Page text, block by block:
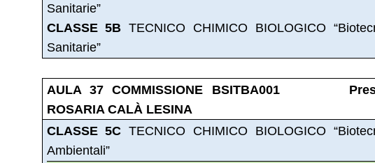
Sanitarie”
CLASSE 5B TECNICO CHIMICO BIOLOGICO
Sanitarie”
AULA 37 COMMISSIONE BSITBA001
ROSARIA CALÀ LESINA
CLASSE 5C TECNICO CHIMICO BIOLOGICO
Ambientali”